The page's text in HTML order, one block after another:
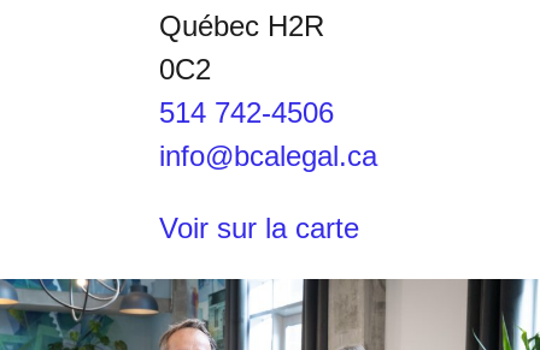
Québec H2R
0C2
514 742-4506
info@bcalegal.ca
Voir sur la carte